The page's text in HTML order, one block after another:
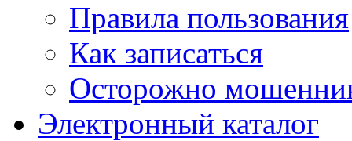
Правила пользования
Как записаться
Осторожно
Электронный каталог